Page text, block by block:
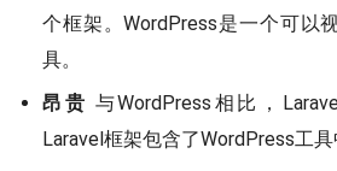
个框架。WordPress是一个可以
具。
昂贵 与WordPress相比，
Laravel框架包含了WordPress工具